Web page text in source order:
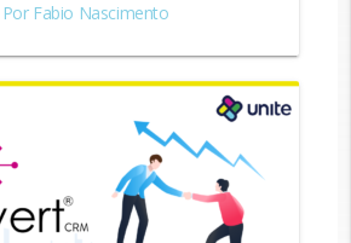
Fabio Nascimento